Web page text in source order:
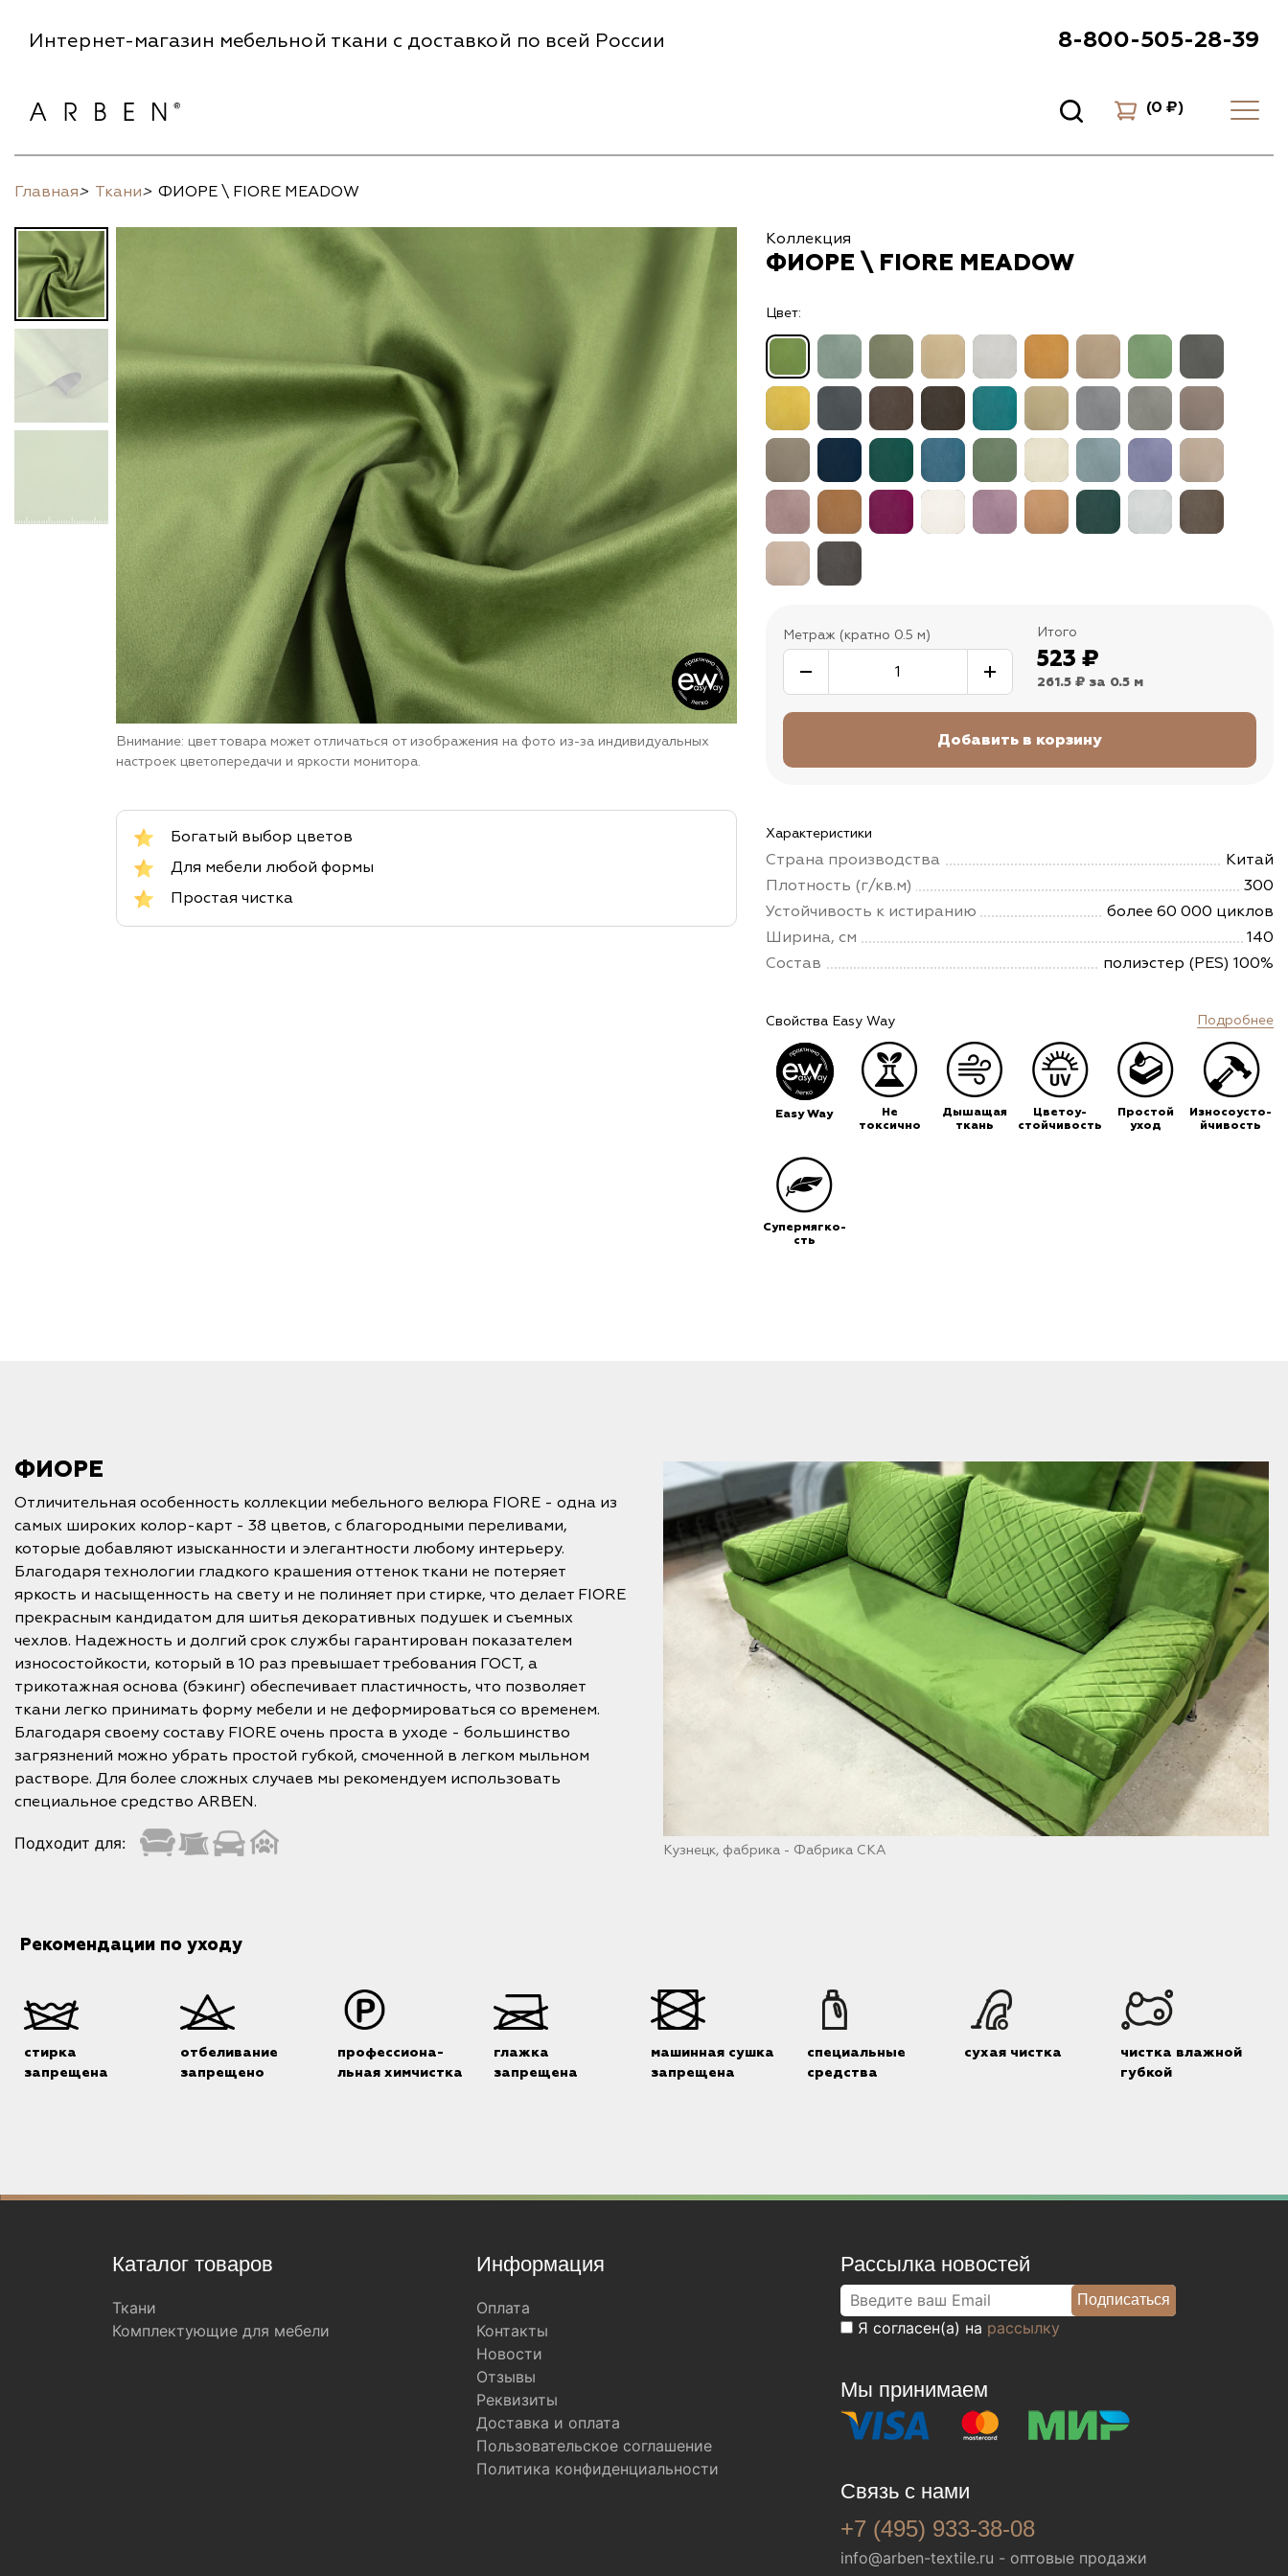
Интернет-магазин мебельной ткани с доставкой по всей России 8-800-505-28-39
(0 ₽)
Главная> Ткани> ФИОРЕ \ FIORE MEADOW
Внимание: цвет товара может отличаться от изображения на фото из-за индивидуальных
настроек цветопередачи и яркости монитора.
Богатый выбор цветов
Для мебели любой формы
Простая чистка
Коллекция
ФИОРЕ \ FIORE MEADOW
Цвет:
Метраж (кратно 0.5 м) Итого
523 ₽
261.5 ₽ за 0.5 м
Характеристики
Страна производства
Китай
Плотность (г/кв.м)
300
Устойчивость к истиранию
более 60 000 циклов
Ширина, см
140
Состав
полиэстер (PES) 100%
Свойства Easy Way Подробнее
Easy Way
Не
токсично
Дышащая
ткань
Цветоу-
стойчивость
Простой
уход
Износоусто-
йчивость
Супермягко-
сть
ФИОРЕ
Отличительная особенность коллекции мебельного велюра FIORE - одна из
самых широких колор-карт - 38 цветов, с благородными переливами,
которые добавляют изысканности и элегантности любому интерьеру.
Благодаря технологии гладкого крашения оттенок ткани не потеряет
яркость и насыщенность на свету и не полиняет при стирке, что делает FIORE
прекрасным кандидатом для шитья декоративных подушек и съемных
чехлов. Надежность и долгий срок службы гарантирован показателем
износостойкости, который в 10 раз превышает требования ГОСТ, а
трикотажная основа (бэкинг) обеспечивает пластичность, что позволяет
ткани легко принимать форму мебели и не деформироваться со временем.
Благодаря своему составу FIORE очень проста в уходе - большинство
загрязнений можно убрать простой губкой, смоченной в легком мыльном
растворе. Для более сложных случаев мы рекомендуем использовать
специальное средство ARBEN.
Подходит для: Кузнецк, фабрика - Фабрика СКА
Рекомендации по уходу
стирка
запрещена
отбеливание
запрещено
профессиона-
льная химчистка
глажка
запрещена
машинная сушка
запрещена
специальные
средства
сухая чистка
чистка влажной
губкой
Каталог товаров
Ткани
Комплектующие для мебели
Информация
Оплата
Контакты
Новости
Отзывы
Реквизиты
Доставка и оплата
Пользовательское соглашение
Политика конфиденциальности
Рассылка новостей
Я согласен(а) на рассылку
Мы принимаем
Связь с нами
+7 (495) 933-38-08
info@arben-textile.ru - оптовые продажи